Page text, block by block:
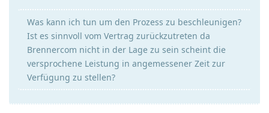
Was kann ich tun um den Prozess zu beschleunigen?
Ist es sinnvoll vom Vertrag zurückzutreten da
Brennercom nicht in der Lage zu sein scheint die
versprochene Leistung in angemessener Zeit zur
Verfügung zu stellen?